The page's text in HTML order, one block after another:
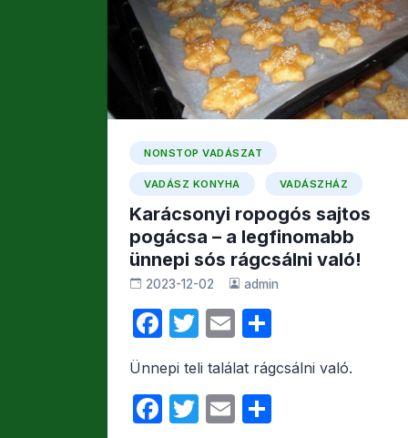
NONSTOP VADÁSZAT
VADÁSZ KONYHA VADÁSZHÁZ
Karácsonyi ropogós sajtos
pogácsa – a legfinomabb
ünnepi sós rágcsálni való!
2023-12-02 admin
F
c
e
T
itt
er
E
ail s
Ünnepi teli találat rágcsálni való.
F
T
E